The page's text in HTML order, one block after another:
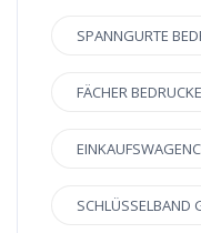
SPANNGURTE
FÄCHER
SCHLÜSSELBAND